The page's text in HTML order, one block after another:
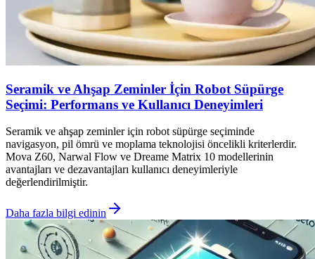
Seramik ve Ahşap Zeminler İçin Robot Süpürge
Seçimi: Performans ve Kullanıcı Deneyimleri
Seramik ve ahşap zeminler için robot süpürge seçiminde
navigasyon, pil ömrü ve moplama teknolojisi öncelikli kriterlerdir.
Mova Z60, Narwal Flow ve Dreame Matrix 10 modellerinin
avantajları ve dezavantajları kullanıcı deneyimleriyle
değerlendirilmiştir.
Daha fazla bilgi edinin